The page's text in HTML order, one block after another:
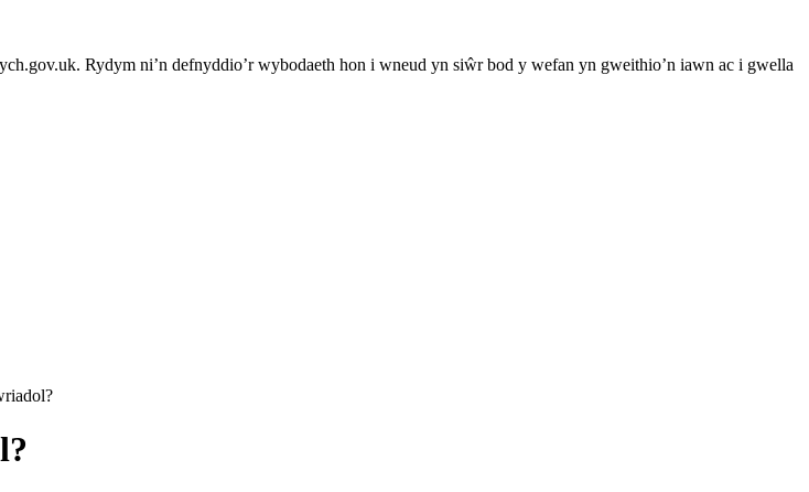
Rydym ni’n defnyddio’r wybodaeth hon i wneud yn siŵr bod y wefan yn gweithio’n iawn ac i gwella